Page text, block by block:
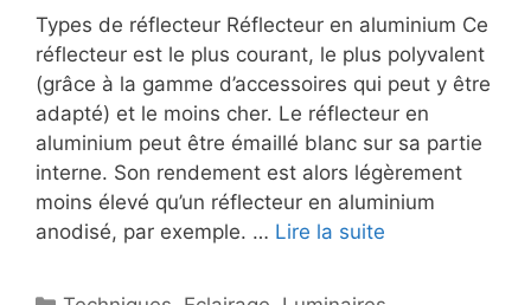
Types de réflecteur Réflecteur en aluminium Ce
réflecteur est le plus courant, le plus polyvalent
(grâce à la gamme d’accessoires qui peut y être
adapté) et le moins cher. Le réflecteur en
aluminium peut être émaillé blanc sur sa partie
interne. Son rendement est alors légèrement
moins élevé qu’un réflecteur en aluminium
anodisé, par exemple. … Lire la suite
Catégories